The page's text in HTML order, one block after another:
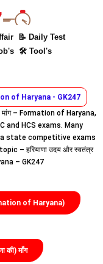
📝 Daily Test
🛠 Tool's
of Haryana - GK247
मांग – Formation of Haryana,
and HCS exams. Many
state competitive exams
– हरियाणा उदय और स्वतंत्र
– GK247
of Haryana)
की) माँग